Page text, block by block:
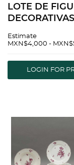
LOTE DE
Porcelana
Algunas
Capodimonte.
Estimate
MXN$4,000 -
LOGIN FOR